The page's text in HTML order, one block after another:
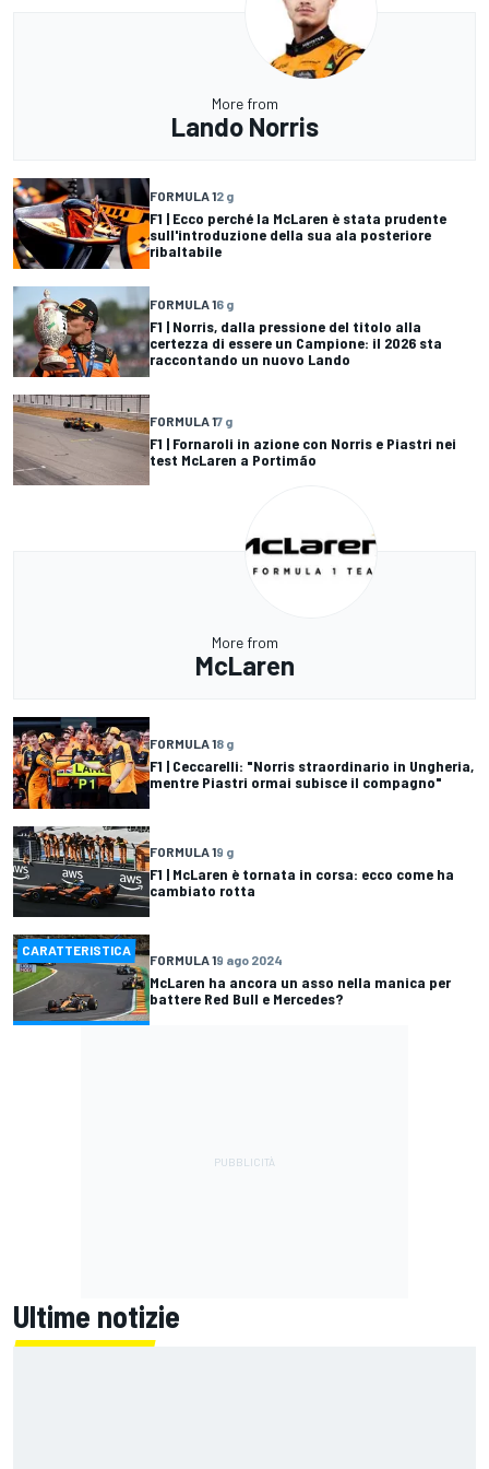
More from
Lando Norris
FORMULA 12 g
F1 | Ecco perché la McLaren è stata prudente
sull'introduzione della sua ala posteriore
ribaltabile
FORMULA 16 g
F1 | Norris, dalla pressione del titolo alla
certezza di essere un Campione: il 2026 sta
raccontando un nuovo Lando
FORMULA 17 g
F1 | Fornaroli in azione con Norris e Piastri nei
test McLaren a Portimão
More from
McLaren
FORMULA 18 g
F1 | Ceccarelli: "Norris straordinario in Ungheria,
mentre Piastri ormai subisce il compagno"
FORMULA 19 g
F1 | McLaren è tornata in corsa: ecco come ha
cambiato rotta
CARATTERISTICA
FORMULA 19 ago 2024
McLaren ha ancora un asso nella manica per
battere Red Bull e Mercedes?
Ultime notizie